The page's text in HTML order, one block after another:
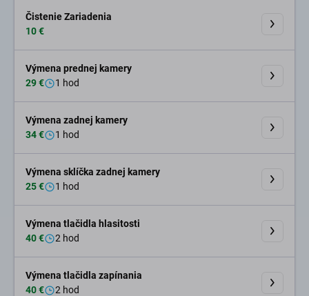
Čistenie Zariadenia
10 €
Výmena prednej kamery
29 €
1 hod
Výmena zadnej kamery
34 €
1 hod
Výmena sklíčka zadnej kamery
25 €
1 hod
Výmena tlačidla hlasitosti
40 €
2 hod
Výmena tlačidla zapínania
40 €
2 hod